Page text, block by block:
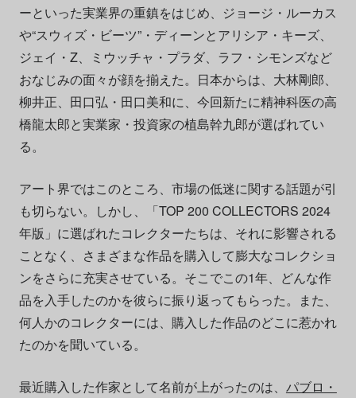
ーといった実業界の重鎮をはじめ、ジョージ・ルーカス
や“スウィズ・ビーツ”・ディーンとアリシア・キーズ、
ジェイ・Z、ミウッチャ・プラダ、ラフ・シモンズなど
おなじみの面々が顔を揃えた。日本からは、大林剛郎、
柳井正、田口弘・田口美和に、今回新たに精神科医の高
橋龍太郎と実業家・投資家の植島幹九郎が選ばれてい
る。
アート界ではこのところ、市場の低迷に関する話題が引
も切らない。しかし、「TOP 200 COLLECTORS 2024
年版」に選ばれたコレクターたちは、それに影響される
ことなく、さまざまな作品を購入して膨大なコレクショ
ンをさらに充実させている。そこでこの1年、どんな作
品を入手したのかを彼らに振り返ってもらった。また、
何人かのコレクターには、購入した作品のどこに惹かれ
たのかを聞いている。
最近購入した作家として名前が上がったのは、 パブロ・